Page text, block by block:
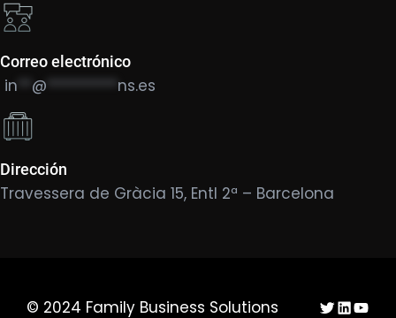
Correo electrónico
in @ ********** ns.es
Dirección
Travessera de Gràcia 15, Entl 2ª – Barcelona
© 2024 Family Business Solutions Twitter
LinkedIn